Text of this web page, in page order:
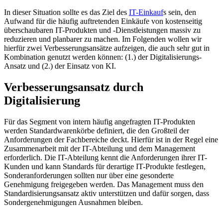
In dieser Situation sollte es das Ziel des IT-Einkaufs sein, den
Aufwand für die häufig auftretenden Einkäufe von kostenseitig
überschaubaren IT-Produkten und -Dienstleistungen massiv zu
reduzieren und planbarer zu machen. Im Folgenden wollen wir
hierfür zwei Verbesserungsansätze aufzeigen, die auch sehr gut in
Kombination genutzt werden können: (1.) der Digitalisierungs-
Ansatz und (2.) der Einsatz von KI.
Verbesserungsansatz durch
Digitalisierung
Für das Segment von intern häufig angefragten IT-Produkten
werden Standardwarenkörbe definiert, die den Großteil der
Anforderungen der Fachbereiche deckt. Hierfür ist in der Regel eine
Zusammenarbeit mit der IT-Abteilung und dem Management
erforderlich. Die IT-Abteilung kennt die Anforderungen ihrer IT-
Kunden und kann Standards für derartige IT-Produkte festlegen,
Sonderanforderungen sollten nur über eine gesonderte
Genehmigung freigegeben werden. Das Management muss den
Standardisierungsansatz aktiv unterstützen und dafür sorgen, dass
Sondergenehmigungen Ausnahmen bleiben.